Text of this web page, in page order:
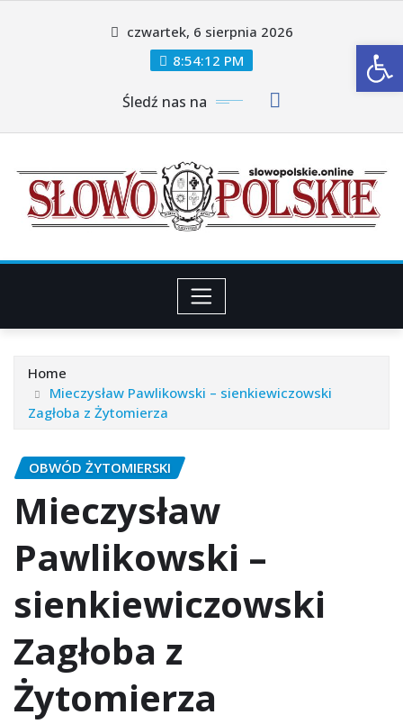
czwartek, 6 sierpnia 2026
8:54:14 PM
Śledź nas na
Home
Mieczysław Pawlikowski – sienkiewiczowski
Zagłoba z Żytomierza
OBWÓD ŻYTOMIERSKI
Mieczysław
Pawlikowski –
sienkiewiczowski
Zagłoba z
Żytomierza